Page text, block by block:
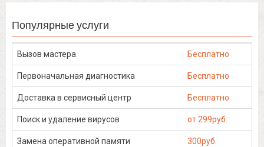
Популярные услуги
Вызов мастера Бесплатно
Первоначальная диагностика Бесплатно
Доставка в сервисный центр Бесплатно
Поиск и удаление вирусов от 299руб.
Замена оперативной памяти 300руб.